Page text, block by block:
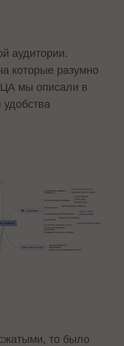
аудитории.
которые разумно
ЦА мы описали в
удобства
то было